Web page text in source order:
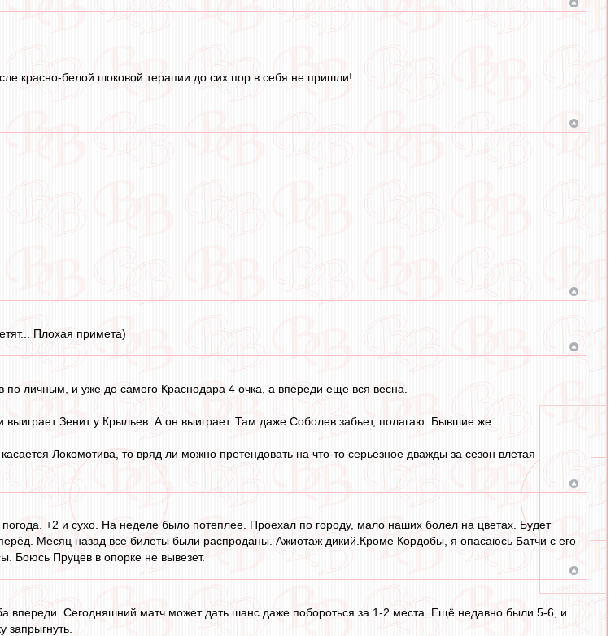
красно-белой шоковой терапии до сих пор в себя не пришли!
Плохая примета)
личным, и уже до самого Краснодара 4 очка, а впереди еще вся весна.
выиграет Зенит у Крыльев. А он выиграет. Там даже Соболев забьет, полагаю. Бывшие же.
Локомотива, то вряд ли можно претендовать на что-то серьезное дважды за сезон влетая
+2 и сухо. На неделе было потеплее. Проехал по городу, мало наших болел на цветах. Будет
Месяц назад все билеты были распроданы. Ажиотаж дикий.Кроме Кордобы, я опасаюсь Батчи с его
Боюсь Пруцев в опорке не вывезет.
впереди. Сегодняшний матч может дать шанс даже побороться за 1-2 места. Ещё недавно были 5-6, и
запрыгнуть.